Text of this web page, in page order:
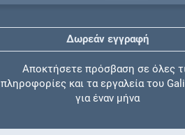
Δωρεάν εγγραφή
Αποκτήσετε πρόσβαση σε όλες
πληροφορίες και τα εργαλεία του
για έναν μήνα